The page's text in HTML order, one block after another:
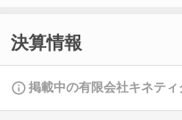
決算情報
掲載中の有限会社キネティ